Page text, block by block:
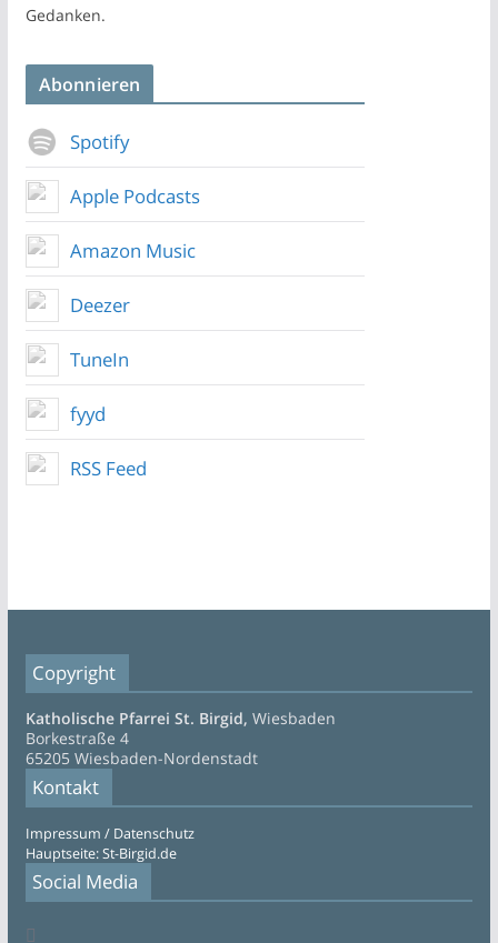
Gedanken.
Abonnieren
Spotify
Apple Podcasts
Amazon Music
Deezer
TuneIn
fyyd
RSS Feed
Copyright
Katholische Pfarrei St. Birgid, Wiesbaden
Borkestraße 4
65205 Wiesbaden-Nordenstadt
Kontakt
Impressum / Datenschutz
Hauptseite: St-Birgid.de
Social Media